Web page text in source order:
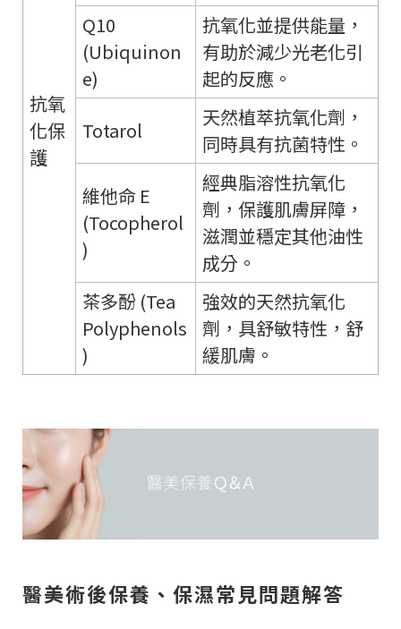
抗氧
化保
護
Q10
(Ubiquinon
e)
抗氧化並提供能量，
有助於減少光老化引
起的反應。
Totarol
天然植萃抗氧化劑，
同時具有抗菌特性。
維他命 E
(Tocopherol
)
經典脂溶性抗氧化
劑，保護肌膚屏障，
滋潤並穩定其他油性
成分。
茶多酚 (Tea
Polyphenols
)
強效的天然抗氧化
劑，具舒敏特性，舒
緩肌膚。
醫美術後保養、保濕常見問題解答